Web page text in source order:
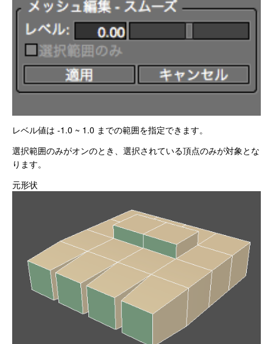
レベル値は -1.0 ~ 1.0 までの範囲を指定できます。
選択範囲のみがオンのとき、選択されている頂点のみが対象とな
ります。
元形状